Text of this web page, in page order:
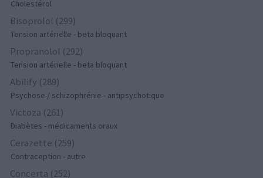
Cholestérol
Bisoprolol (299)
Tension artérielle - beta bloquant
Propranolol (292)
Tension artérielle - beta bloquant
Abilify (289)
Psychose / schizophrénie - antipsychotique
Victoza (261)
Diabètes - médicaments oraux
Cerazette (259)
Contraception - autre
Concerta (252)